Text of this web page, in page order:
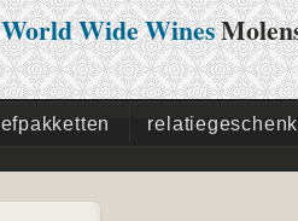
World Wide Wines